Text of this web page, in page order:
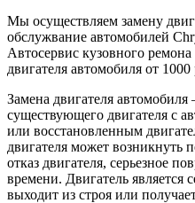
Мы осуществляем замену
обслужвание автомобилей
Автосервис кузовного
двигателя автомобиля от 1000
Замена двигателя
существующего двигателя с
или восстановленным
двигателя может возникнуть
отказ двигателя, серьезное
времени. Двигатель является
выходит из строя или